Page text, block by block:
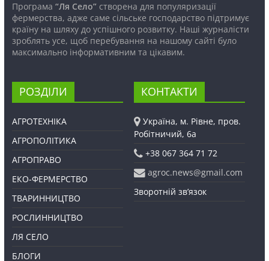
Програма “Ля Село”створена для популяризації
фермерства, адже саме сільське господарство підтримує
країну на шляху до успішного розвитку. Наші журналісти
зроблять усе, щоб перебування на нашому сайті було
максимально інформативним та цікавим.
РОЗДІЛИ
АГРОТЕХНІКА
АГРОПОЛІТИКА
АГРОПРАВО
ЕКО-ФЕРМЕРСТВО
ТВАРИННИЦТВО
РОСЛИННИЦТВО
ЛЯ СЕЛО
БЛОГИ
КОНТАКТИ
Україна, м. Рівне, пров.
Робітничий, 6а
+38 067 364 71 72
agroc.news@gmail.com
Зворотній зв’язок